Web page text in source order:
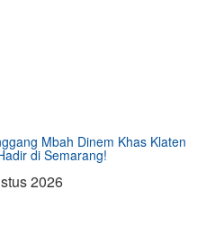
Mbah Dinem Khas Klaten
di Semarang!
2026